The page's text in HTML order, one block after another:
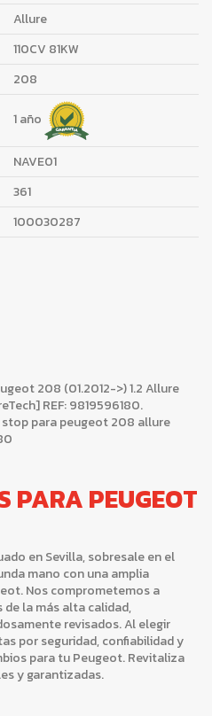
Allure
110CV 81KW
208
1 año
NAVE01
361
100030287
208 (01.2012->) 1.2 Allure
REF: 9819596180.
para peugeot 208 allure
PARA PEUGEOT
en Sevilla, sobresale en el
mano con una amplia
Nos comprometemos a
la más alta calidad,
revisados. Al elegir
por seguridad, confiabilidad y
para tu Peugeot. Revitaliza
y garantizadas.